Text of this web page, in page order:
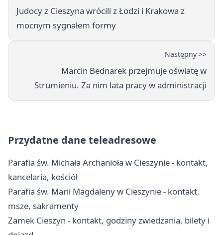
Judocy z Cieszyna wrócili z Łodzi i Krakowa z
mocnym sygnałem formy
Następny >>
Marcin Bednarek przejmuje oświatę w
Strumieniu. Za nim lata pracy w administracji
Przydatne dane teleadresowe
Parafia św. Michała Archanioła w Cieszynie - kontakt,
kancelaria, kościół
Parafia św. Marii Magdaleny w Cieszynie - kontakt,
msze, sakramenty
Zamek Cieszyn - kontakt, godziny zwiedzania, bilety i